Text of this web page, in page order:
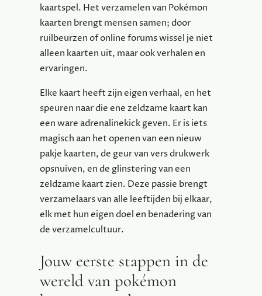
kaartspel. Het verzamelen van Pokémon
kaarten brengt mensen samen; door
ruilbeurzen of online forums wissel je niet
alleen kaarten uit, maar ook verhalen en
ervaringen.
Elke kaart heeft zijn eigen verhaal, en het
speuren naar die ene zeldzame kaart kan
een ware adrenalinekick geven. Er is iets
magisch aan het openen van een nieuw
pakje kaarten, de geur van vers drukwerk
opsnuiven, en de glinstering van een
zeldzame kaart zien. Deze passie brengt
verzamelaars van alle leeftijden bij elkaar,
elk met hun eigen doel en benadering van
de verzamelcultuur.
Jouw eerste stappen in de
wereld van pokémon